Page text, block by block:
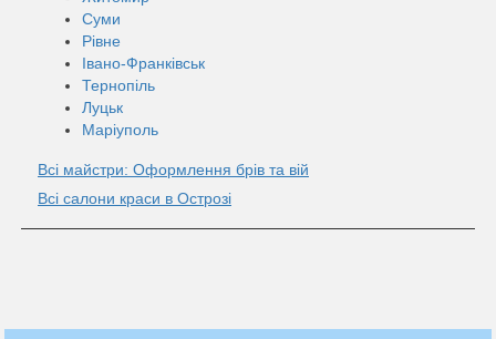
Суми
Рівне
Івано-Франківськ
Тернопіль
Луцьк
Маріуполь
Всі майстри: Оформлення брів та вій
Всі салони краси в Острозі